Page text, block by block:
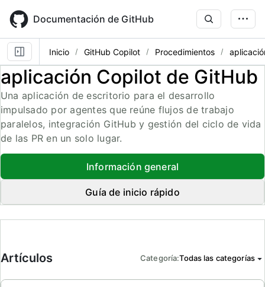
main
content
Documentación de GitHub
Inicio GitHub Copilot Procedimientos
aplicación Copilot de GitHub
Una aplicación de escritorio para el desarrollo
impulsado por agentes que reúne flujos de trabajo
paralelos, integración GitHub y gestión del ciclo de vida
de las PR en un solo lugar.
Información general
Guía de inicio rápido
Artículos Categoría:Todas las categorías